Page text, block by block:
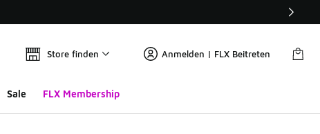
Store finden Anmelden | FLX Beitreten
Sale FLX Membership